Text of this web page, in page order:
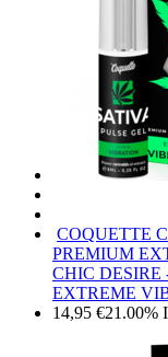
COQUETTE
PREMIUM
CHIC DESIRE
EXTREME
14,95 €21.00%